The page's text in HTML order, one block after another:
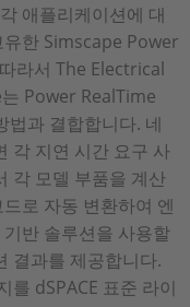
애플리케이션에 대
유한 Simscape Power
라서 The Electrical
Power RealTime
법과 결합합니다. 네
각 지연 시간 요구 사
각 모델 부품을 계산
로 자동 변환하여 엔
반 솔루션을 사용할
결과를 제공합니다.
를 dSPACE 표준 라이